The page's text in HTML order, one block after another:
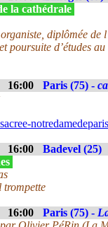
la cathédrale
diplômée de
poursuite d’études
16:00 Paris (75) -
16:00
Badevel (25)
trompette
16:00 Paris (75) -